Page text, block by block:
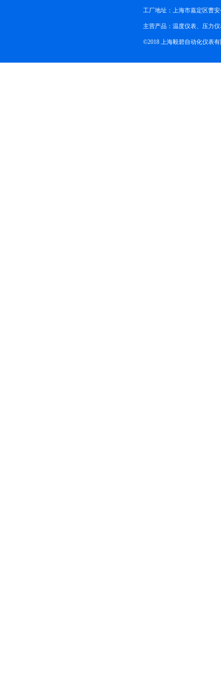
工厂地址：上海市嘉定区曹安
主营产品：温度仪表、压力
©2018 上海毅碧自动化仪表